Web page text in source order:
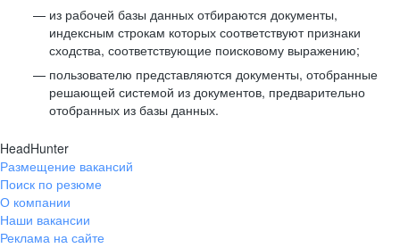
из рабочей базы данных отбираются документы,
индексным строкам которых соответствуют признаки
сходства, соответствующие поисковому выражению;
пользователю представляются документы, отобранные
решающей системой из документов, предварительно
отобранных из базы данных.
HeadHunter
Размещение вакансий
Поиск по резюме
О компании
Наши вакансии
Реклама на сайте